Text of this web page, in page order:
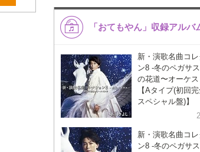
「おてもやん」収録アルバ
新・演歌名曲コレ
ン8 -冬のペガサ
の花道〜オーケス
【Aタイプ(初回
スペシャル盤)】
新・演歌名曲コレ
ン8 -冬のペガサ